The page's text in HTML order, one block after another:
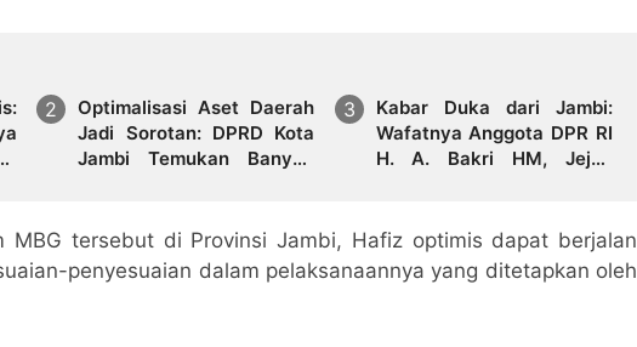
Optimalisasi Aset Daerah
Jadi Sorotan: DPRD Kota
Jambi Temukan Banyak
Kabar Duka dari Jambi:
Wafatnya Anggota DPR RI
H. A. Bakri HM, Jejak
MBG tersebut di Provinsi Jambi, Hafiz optimis dapat berjalan
penyesuaian dalam pelaksanaannya yang ditetapkan oleh